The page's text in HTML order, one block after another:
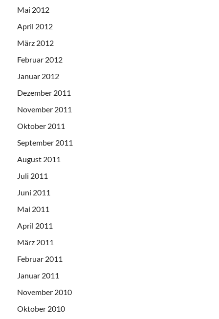
Mai 2012
April 2012
März 2012
Februar 2012
Januar 2012
Dezember 2011
November 2011
Oktober 2011
September 2011
August 2011
Juli 2011
Juni 2011
Mai 2011
April 2011
März 2011
Februar 2011
Januar 2011
November 2010
Oktober 2010